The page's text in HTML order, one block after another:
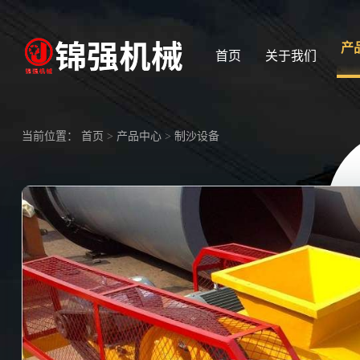
首页 关于我们
产
当前位置： 首页 > 产品中心> 制沙设备